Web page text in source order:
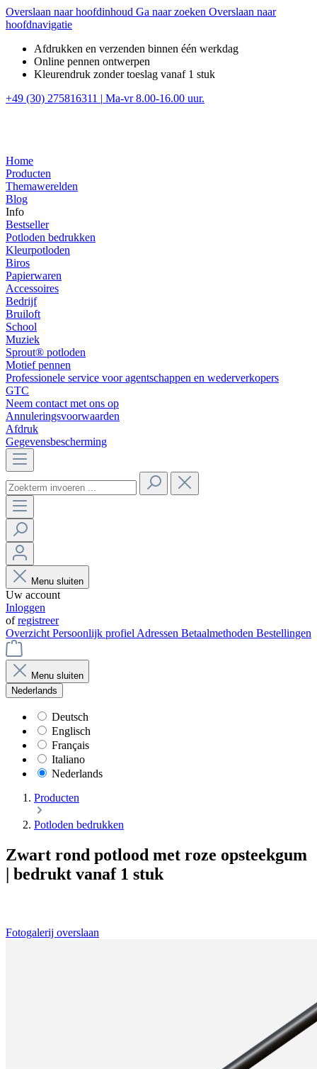
Overslaan naar hoofdinhoud Ga naar zoeken Overslaan naar
hoofdnavigatie
Afdrukken en verzenden binnen één werkdag
Online pennen ontwerpen
Kleurendruk zonder toeslag vanaf 1 stuk
+49 (30) 275816311 | Ma-vr 8.00-16.00 uur.
Home
Producten
Themawerelden
Blog
Info
Bestseller
Potloden bedrukken
Kleurpotloden
Biros
Papierwaren
Accessoires
Bedrijf
Bruiloft
School
Muziek
Sprout® potloden
Motief pennen
Professionele service voor agentschappen en wederverkopers
GTC
Neem contact met ons op
Annuleringsvoorwaarden
Afdruk
Gegevensbescherming
Menu sluiten
Uw account
Inloggen
ofregistreer
Overzicht Persoonlijk profiel Adressen Betaalmethoden Bestellingen
Menu sluiten
Nederlands
Deutsch
Englisch
Français
Italiano
Nederlands
Producten
Potloden bedrukken
Zwart rond potlood met roze opsteekgum
| bedrukt vanaf 1 stuk
Fotogalerij overslaan